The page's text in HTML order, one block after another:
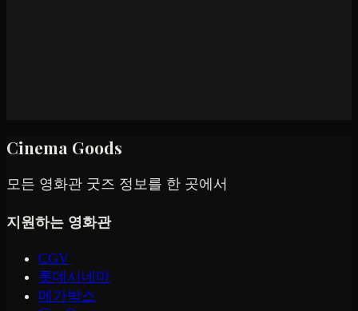
Cinema Goods
모든 영화관 굿즈 정보를 한 곳에서
지원하는 영화관
CGV
롯데시네마
메가박스